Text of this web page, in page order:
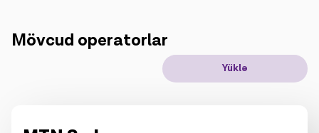
IoT həllər
Mövcud operatorlar
Yüklə